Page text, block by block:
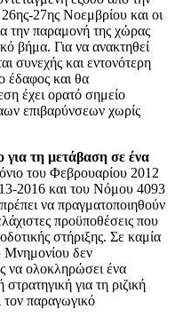
27ης Νοεμβρίου και οι
την παραμονή της χώρας
βήμα. Για να ανακτηθεί
συνεχής και εντονότερη
έδαφος και θα
έχει ορατό σημείο
επιβαρύνσεων χωρίς
για τη μετάβαση σε ένα
του Φεβρουαρίου 2012
2016 και του Νόμου 4093
να πραγματοποιηθούν
προϋποθέσεις που
στήριξης. Σε καμία
Μνημονίου δεν
να ολοκληρώσει ένα
για τη ριζική
τον παραγωγικό